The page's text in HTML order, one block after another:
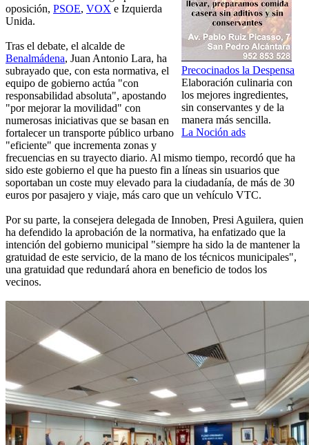
Precocinados la Despensa
Elaboración culinaria con
los mejores ingredientes,
sin conservantes y de la
manera más sencilla.
La Noción ads
oposición, PSOE, VOX e Izquierda
Unida.
Tras el debate, el alcalde de
Benalmádena, Juan Antonio Lara, ha
subrayado que, con esta normativa, el
equipo de gobierno actúa "con
responsabilidad absoluta", apostando
"por mejorar la movilidad" con
numerosas iniciativas que se basan en
fortalecer un transporte público urbano
"eficiente" que incrementa zonas y
frecuencias en su trayecto diario. Al mismo tiempo, recordó que ha
sido este gobierno el que ha puesto fin a líneas sin usuarios que
soportaban un coste muy elevado para la ciudadanía, de más de 30
euros por pasajero y viaje, más caro que un vehículo VTC.
Por su parte, la consejera delegada de Innoben, Presi Aguilera, quien
ha defendido la aprobación de la normativa, ha enfatizado que la
intención del gobierno municipal "siempre ha sido la de mantener la
gratuidad de este servicio, de la mano de los técnicos municipales",
una gratuidad que redundará ahora en beneficio de todos los
vecinos.